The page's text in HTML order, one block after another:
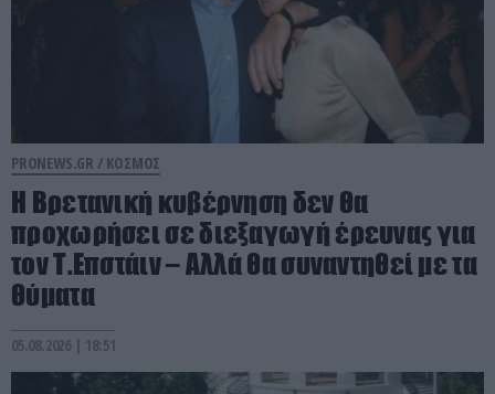
PRONEWS.GR / ΚΟΣΜΟΣ
Η Βρετανική κυβέρνηση δεν θα
προχωρήσει σε διεξαγωγή έρευνας για
τον Τ.Επστάιν – Αλλά θα συναντηθεί με τα
θύματα
05.08.2026 | 18:51